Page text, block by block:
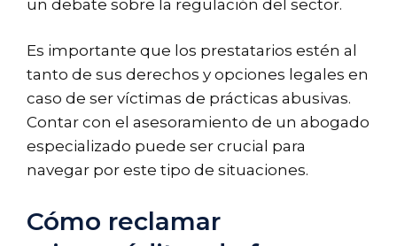
un debate sobre la regulación del sector.
Es importante que los prestatarios estén al
tanto de sus derechos y opciones legales en
caso de ser víctimas de prácticas abusivas.
Contar con el asesoramiento de un abogado
especializado puede ser crucial para
navegar por este tipo de situaciones.
Cómo reclamar